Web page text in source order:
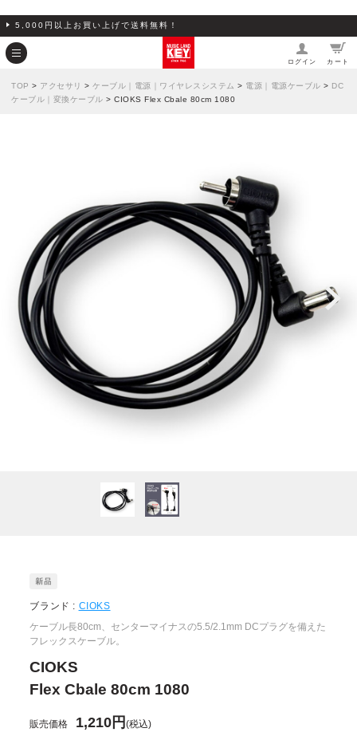
5,000円以上お買い上げで送料無料！
ログイン カート
TOP > アクセサリ > ケーブル｜電源｜ワイヤレスシステム > 電源｜電源ケーブル > DC
ケーブル｜変換ケーブル > CIOKS Flex Cbale 80cm 1080
ブランド : CIOKS
ケーブル長80cm、センターマイナスの5.5/2.1mm DCプラグを備えた
フレックスケーブル。
CIOKS
Flex Cbale 80cm 1080
販売価格 1,210円(税込)